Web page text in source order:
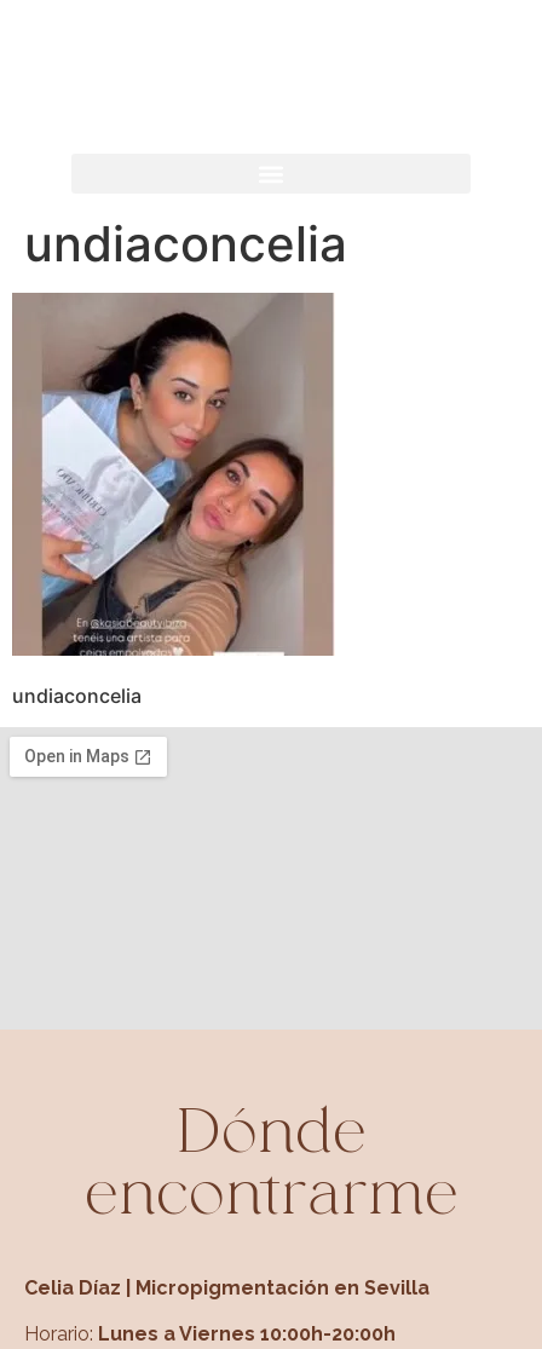
undiaconcelia
undiaconcelia
Dónde
encontrarme
Celia Díaz | Micropigmentación en Sevilla
Horario: Lunes a Viernes 10:00h-20:00h